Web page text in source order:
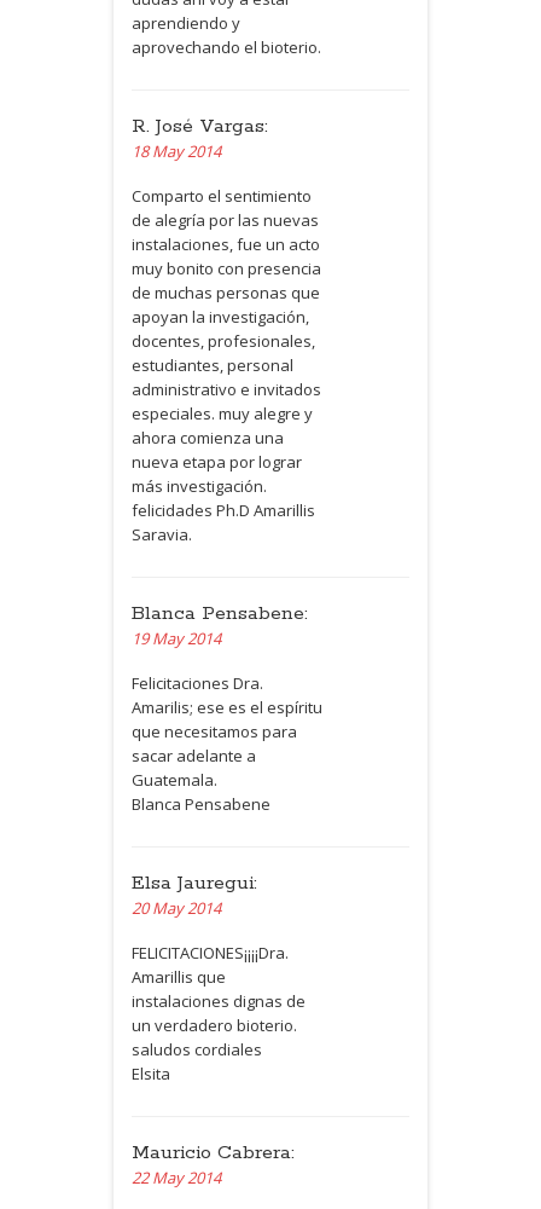
aprendiendo y
aprovechando el bioterio.
R. José Vargas:
18 May 2014
Comparto el sentimiento
de alegría por las nuevas
instalaciones, fue un acto
muy bonito con presencia
de muchas personas que
apoyan la investigación,
docentes, profesionales,
estudiantes, personal
administrativo e invitados
especiales. muy alegre y
ahora comienza una
nueva etapa por lograr
más investigación.
felicidades Ph.D Amarillis
Saravia.
Blanca Pensabene:
19 May 2014
Felicitaciones Dra.
Amarilis; ese es el espíritu
que necesitamos para
sacar adelante a
Guatemala.
Blanca Pensabene
Elsa Jauregui:
20 May 2014
FELICITACIONES¡¡¡¡Dra.
Amarillis que
instalaciones dignas de
un verdadero bioterio.
saludos cordiales
Elsita
Mauricio Cabrera:
22 May 2014